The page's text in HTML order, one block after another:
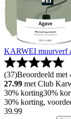
KARWEI muurverf
(37)Beoordeeld met
27.99 met Club
30% korting30%
30% korting,
39.99